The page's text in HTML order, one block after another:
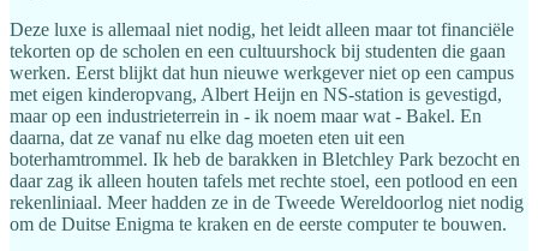
Deze luxe is allemaal niet nodig, het leidt alleen maar tot financiële
tekorten op de scholen en een cultuurshock bij studenten die gaan
werken. Eerst blijkt dat hun nieuwe werkgever niet op een campus
met eigen kinderopvang, Albert Heijn en NS-station is gevestigd,
maar op een industrieterrein in - ik noem maar wat - Bakel. En
daarna, dat ze vanaf nu elke dag moeten eten uit een
boterhamtrommel. Ik heb de barakken in Bletchley Park bezocht en
daar zag ik alleen houten tafels met rechte stoel, een potlood en een
rekenliniaal. Meer hadden ze in de Tweede Wereldoorlog niet nodig
om de Duitse Enigma te kraken en de eerste computer te bouwen.